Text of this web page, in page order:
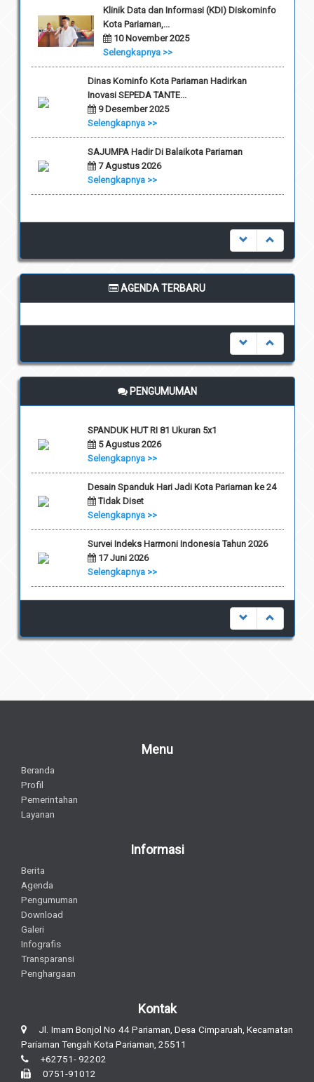
Klinik Data dan Informasi (KDI) Diskominfo
Kota Pariaman,...
10 November 2025
Selengkapnya >>
Dinas Kominfo Kota Pariaman Hadirkan
Inovasi SEPEDA TANTE...
9 Desember 2025
Selengkapnya >>
SAJUMPA Hadir Di Balaikota Pariaman
7 Agustus 2026
Selengkapnya >>
AGENDA TERBARU
PENGUMUMAN
SPANDUK HUT RI 81 Ukuran 5x1
5 Agustus 2026
Selengkapnya >>
Desain Spanduk Hari Jadi Kota Pariaman ke 24
Tidak Diset
Selengkapnya >>
Survei Indeks Harmoni Indonesia Tahun 2026
17 Juni 2026
Selengkapnya >>
Menu
Beranda
Profil
Pemerintahan
Layanan
Informasi
Berita
Agenda
Pengumuman
Download
Galeri
Infografis
Transparansi
Penghargaan
Kontak
Jl. Imam Bonjol No 44 Pariaman, Desa Cimparuah, Kecamatan
Pariaman Tengah Kota Pariaman, 25511
+62751- 92202
0751-91012